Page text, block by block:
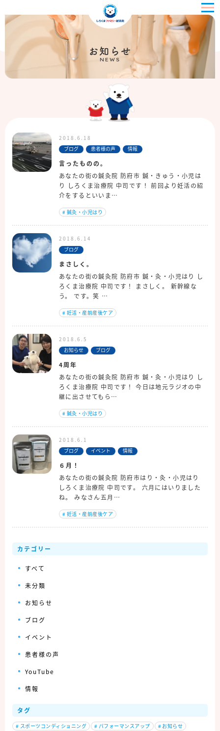
お知らせ
NEWS
2018.6.18
ブログ
患者様の声 情報
言ったものの。
あなたの街の鍼灸院 防府市 鍼・きゅう・小児は
り しろくま治療院 中司です！ 前回より妊活の紹
介をするといいま…
# 鍼灸・小児はり
2018.6.14
ブログ
まさしく。
あなたの街の鍼灸院 防府市 鍼・灸・小児はり し
ろくま治療院 中司です！ まさしく。 新幹線な
う。 です。笑 …
# 妊活・産前産後ケア
2018.6.5
お知らせ
ブログ
4周年
あなたの街の鍼灸院 防府市 鍼・灸・小児はり し
ろくま治療院 中司です！ 今日は地元ラジオの中
継に出させてもら…
# 鍼灸・小児はり
2018.6.1
ブログ
イベント 情報
６月！
あなたの街の鍼灸院 防府市はり・灸・小児はり
しろくま治療院 中司です。 六月にはいりました
ね。 みなさん五月…
# 妊活・産前産後ケア
カテゴリー
すべて
未分類
お知らせ
ブログ
イベント
患者様の声
YouTube
情報
タグ
# スポーツコンディショニング # パフォーマンスアップ # お知らせ